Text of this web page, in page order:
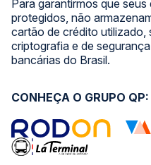
Para garantirmos que
protegidos, não
cartão de crédito
criptografia e de
bancárias do Brasil.
CONHEÇA O GRUPO QP: